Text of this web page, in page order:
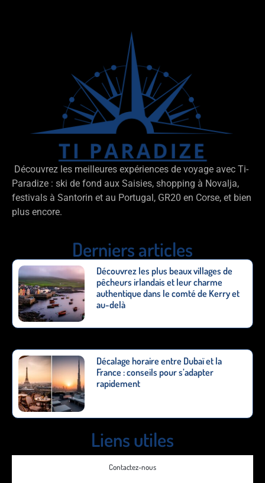
Découvrez les meilleures expériences de voyage avec Ti-
Paradize : ski de fond aux Saisies, shopping à Novalja,
festivals à Santorin et au Portugal, GR20 en Corse, et bien
plus encore.
Derniers articles
Découvrez les plus beaux villages de
pêcheurs irlandais et leur charme
authentique dans le comté de Kerry et
au-delà
Décalage horaire entre Dubaï et la
France : conseils pour s’adapter
rapidement
Liens utiles
Contactez-nous